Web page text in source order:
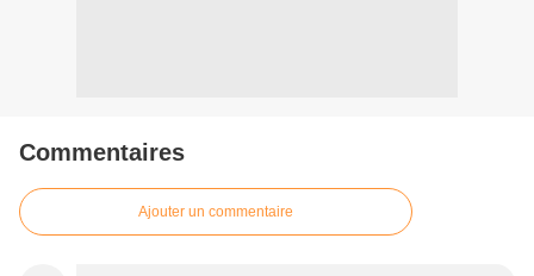
Commentaires
Ajouter un commentaire